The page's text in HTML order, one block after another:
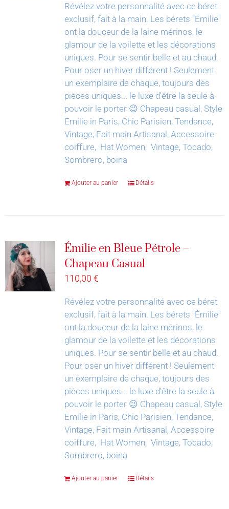
Révélez votre personnalité avec ce béret
exclusif, fait à la main. Les bérets "Émilie"
ont la douceur de la laine mérinos, le
glamour de la voilette et les décorations
uniques. Pour se sentir belle et au chaud.
Pour oser un hiver différent ! Seulement
un exemplaire de chaque, toujours des
pièces uniques... le luxe d'être la seule à
pouvoir le porter 😉 Chapeau casual, Style
Emilie in Paris, Chic Parisien, Tendance,
Vintage, Fait main Artisanal, Accessoire
coiffure, Hat Women, Vintage, Tocado,
Sombrero, boina
Ajouter au panier Détails
Émilie en Bleue Pétrole –
Chapeau Casual
110,00 €
Révélez votre personnalité avec ce béret
exclusif, fait à la main. Les bérets "Émilie"
ont la douceur de la laine mérinos, le
glamour de la voilette et les décorations
uniques. Pour se sentir belle et au chaud.
Pour oser un hiver différent ! Seulement
un exemplaire de chaque, toujours des
pièces uniques... le luxe d'être la seule à
pouvoir le porter 😉 Chapeau casual, Style
Emilie in Paris, Chic Parisien, Tendance,
Vintage, Fait main Artisanal, Accessoire
coiffure, Hat Women, Vintage, Tocado,
Sombrero, boina
Ajouter au panier Détails